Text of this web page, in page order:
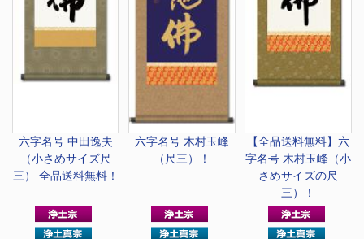
六字名号 中田逸夫
（小さめサイズ尺
三） 全品送料無料！
六字名号 木村玉峰
（尺三）！
【全品送料無料】六
字名号 木村玉峰（小
さめサイズの尺
三）！